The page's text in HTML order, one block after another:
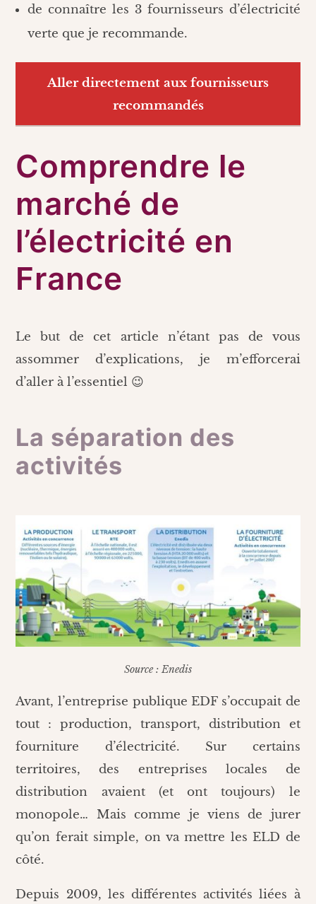
de connaître les 3 fournisseurs d’électricité
verte que je recommande.
Aller directement aux fournisseurs
recommandés
Comprendre le
marché de
l’électricité en
France
Le but de cet article n’étant pas de vous
assommer d’explications, je m’efforcerai
d’aller à l’essentiel 😉
La séparation des
activités
Source : Enedis
Avant, l’entreprise publique EDF s’occupait de
tout : production, transport, distribution et
fourniture d’électricité. Sur certains
territoires, des entreprises locales de
distribution avaient (et ont toujours) le
monopole… Mais comme je viens de jurer
qu’on ferait simple, on va mettre les ELD de
côté.
Depuis 2009, les différentes activités liées à